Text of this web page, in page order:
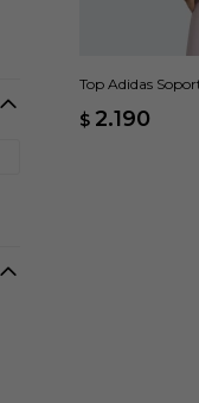
Top Adidas
$ 2.190